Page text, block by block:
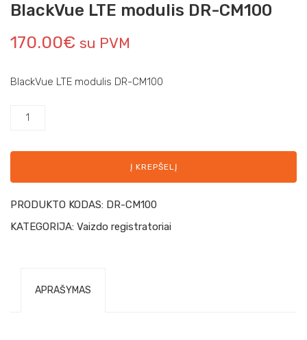
BlackVue LTE modulis DR-CM100
170.00€ su PVM
BlackVue LTE modulis DR-CM100
Į KREPŠELĮ
PRODUKTO KODAS: DR-CM100
KATEGORIJA: Vaizdo registratoriai
APRAŠYMAS